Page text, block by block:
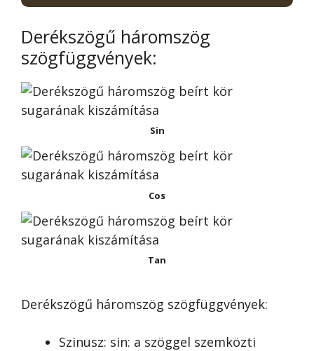
Derékszögű háromszög
szögfüggvények:
Sin
Cos
Tan
Derékszögű háromszög szögfüggvények:
Szinusz: sin: a szöggel szemközti